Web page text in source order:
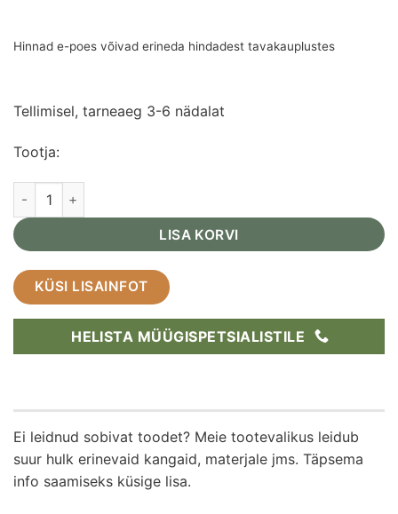
Hinnad e-poes võivad erineda hindadest tavakauplustes
Tellimisel, tarneaeg 3-6 nädalat
Tootja:
Laualamp Curve / beež kogus
LISA KORVI
KÜSI LISAINFOT
HELISTA MÜÜGISPETSIALISTILE
Ei leidnud sobivat toodet? Meie tootevalikus leidub
suur hulk erinevaid kangaid, materjale jms. Täpsema
info saamiseks küsige lisa.